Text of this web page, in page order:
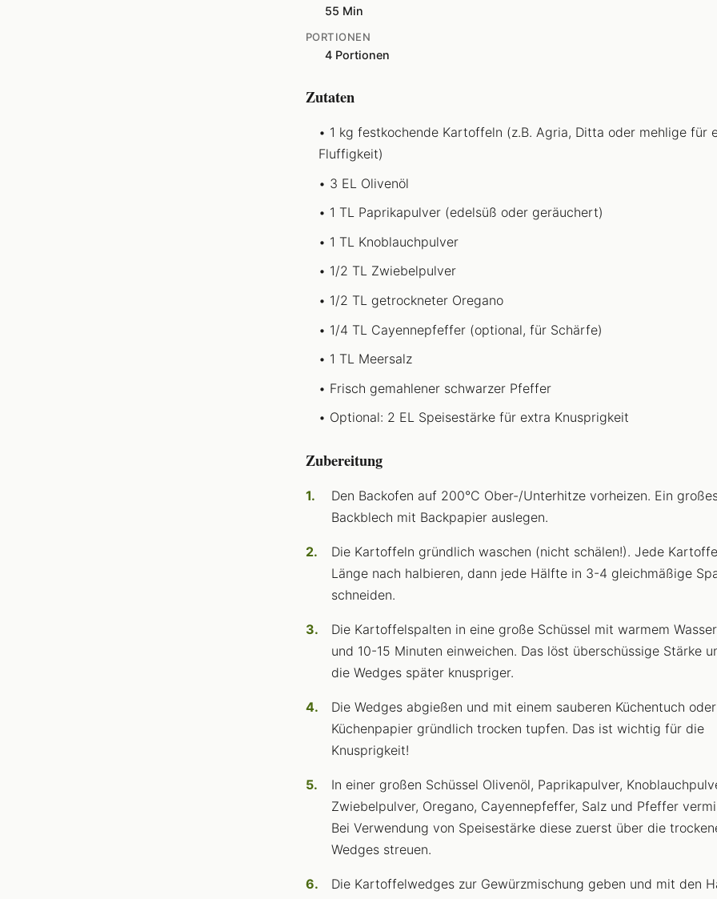
55 Min
PORTIONEN
4 Portionen
Zutaten
1 kg festkochende Kartoffeln (z.B. Agria, Ditta oder mehlige für
Fluffigkeit)
3 EL Olivenöl
1 TL Paprikapulver (edelsüß oder geräuchert)
1 TL Knoblauchpulver
1/2 TL Zwiebelpulver
1/2 TL getrockneter Oregano
1/4 TL Cayennepfeffer (optional, für Schärfe)
1 TL Meersalz
Frisch gemahlener schwarzer Pfeffer
Optional: 2 EL Speisestärke für extra Knusprigkeit
Zubereitung
Den Backofen auf 200°C Ober-/Unterhitze vorheizen. Ein
Backblech mit Backpapier auslegen.
Die Kartoffeln gründlich waschen (nicht schälen!). Jede
Länge nach halbieren, dann jede Hälfte in 3-4 gleichmäßige
schneiden.
Die Kartoffelspalten in eine große Schüssel mit warmem
und 10-15 Minuten einweichen. Das löst überschüssige Stärke
die Wedges später knuspriger.
Die Wedges abgießen und mit einem sauberen Küchentuch oder
Küchenpapier gründlich trocken tupfen. Das ist wichtig für die
Knusprigkeit!
In einer großen Schüssel Olivenöl, Paprikapulver,
Zwiebelpulver, Oregano, Cayennepfeffer, Salz und Pfeffer
Bei Verwendung von Speisestärke diese zuerst über die
Wedges streuen.
Die Kartoffelwedges zur Gewürzmischung geben und mit den